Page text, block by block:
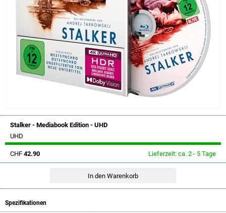
Stalker - Mediabook Edition - UHD
UHD
CHF 42.90 Lieferzeit: ca. 2 - 5 Tage
Spezifikationen